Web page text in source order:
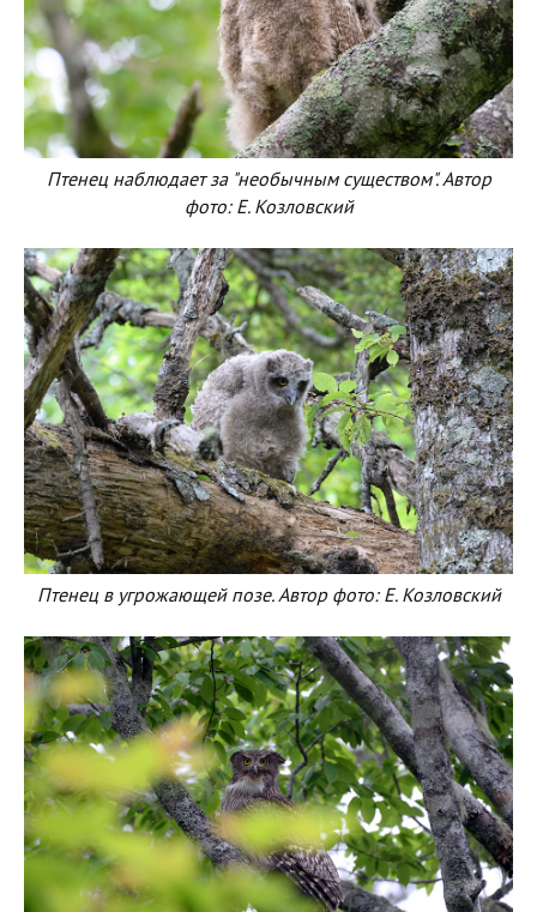
Птенец наблюдает за "необычным существом". Автор
фото: Е. Козловский
Птенец в угрожающей позе. Автор фото: Е. Козловский